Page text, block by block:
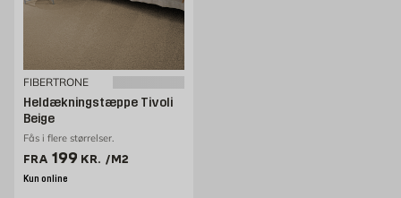
FIBERTRONE
Heldækningstæppe Tivoli
Beige
Fås i flere størrelser.
FRA Pris 199 kr. /m2
199 KR. /M2
Kun online